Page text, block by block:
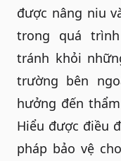
được nâng niu
trong quá
tránh khỏi
trường bên
hưởng đến
Hiểu được điều
pháp bảo vệ